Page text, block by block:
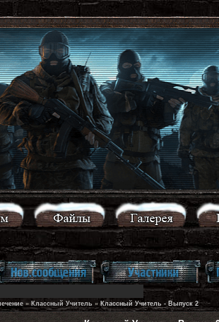
» Классный Учитель » Классный Учитель - Выпуск 2